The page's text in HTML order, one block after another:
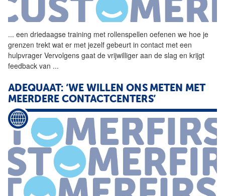
... een driedaagse training met rollenspellen oefenen we hoe je
grenzen trekt wat er met jezelf gebeurt in contact met een
hulpvrager Vervolgens gaat de vrijwilliger aan de slag en krijgt
feedback van ...
ADEQUAAT: ‘WE WILLEN ONS METEN MET
MEERDERE CONTACTCENTERS’